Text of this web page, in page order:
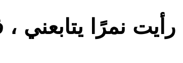
نمرًا يتابعني ،